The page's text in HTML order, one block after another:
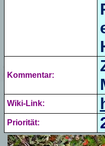
Kommentar:
Wiki-Link:
Priorität: